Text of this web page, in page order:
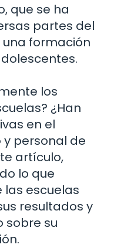
que se ha
partes del
formación
los
¿Han
en el
personal de
artículo,
lo que
las escuelas
resultados y
sobre su